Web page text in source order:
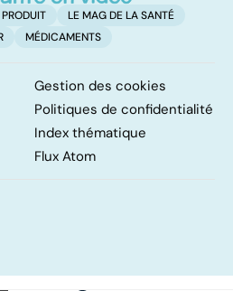
LE MAG DE LA SANTÉ
MÉDICAMENTS
Gestion des cookies
Politiques de confidentialité
Index thématique
Flux Atom